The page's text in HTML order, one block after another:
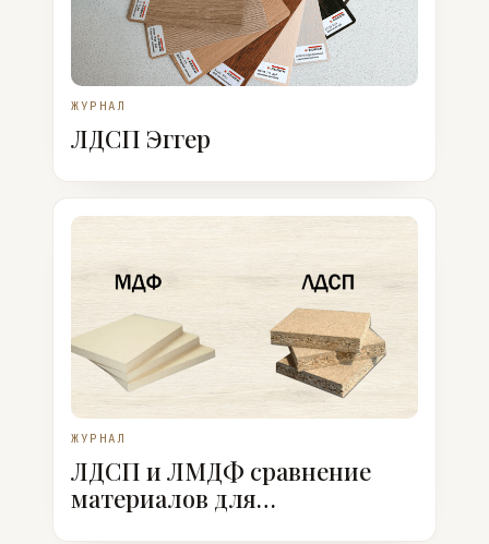
ЖУРНАЛ
ЛДСП Эггер
ЖУРНАЛ
ЛДСП и ЛМДФ сравнение
материалов для